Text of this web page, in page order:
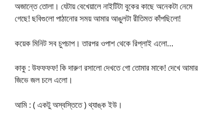
অজান্তে তোলা। যেটায় বেখেয়ালে নাইটিটা বুকের কাছে অনেকটা নেমে
গেছে! ছবিগুলো পাঠানোর সময় আমার আঙুলটা রীতিমত কাঁপছিলো!
কয়েক মিনিট সব চুপচাপ। তারপর ওপাশ থেকে রিপ্লাই এলো…
কাকু : উফফফফ! কি দারুণ রসালো দেখতে গো তোমার মাকে! দেখে আমার
জিভে জল চলে এলো।
আমি : ( একটু অস্বস্তিতে ) থ্যাঙ্ক ইউ।